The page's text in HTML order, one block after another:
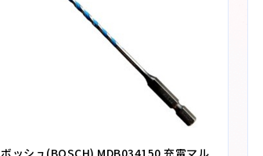
ボッシュ(BOSCH) MDB034150 充電マル